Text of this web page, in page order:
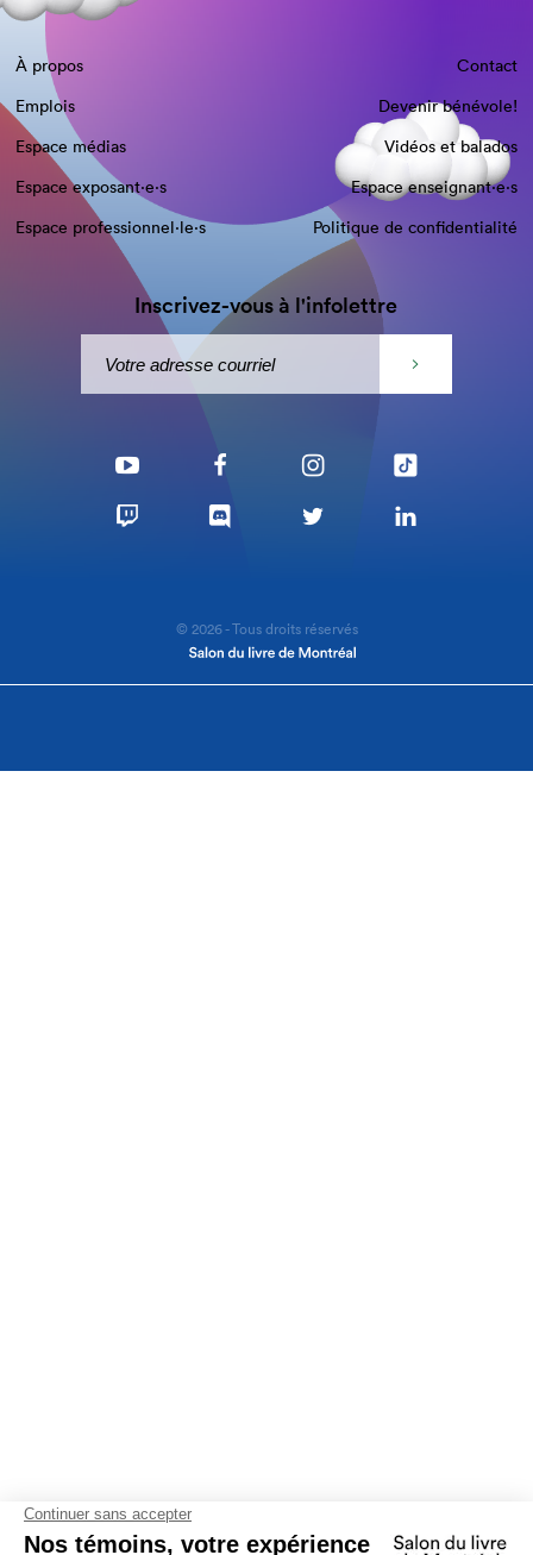
À propos
Contact
Emplois
Devenir bénévole!
Espace médias
Vidéos et balados
Espace exposant·e⋅s
Espace enseignant·e⋅s
Espace professionnel·le⋅s
Politique de confidentialité
Inscrivez-vous à l'infolettre
© 2026 - Tous droits réservés